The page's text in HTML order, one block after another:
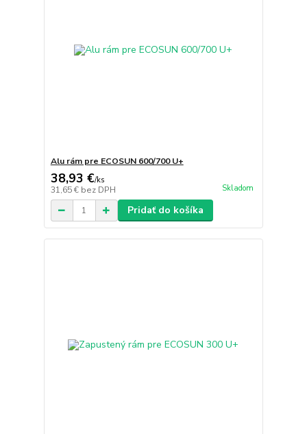
Alu rám pre ECOSUN 600/700 U+
38,93 €/ks
31,65 € bez DPH Skladom
Pridať do košíka